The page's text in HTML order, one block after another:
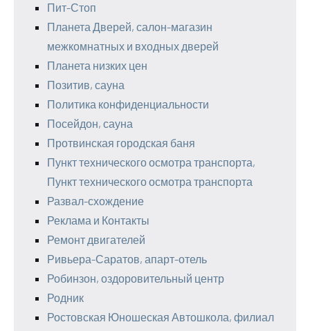
Пит-Стоп
Планета Дверей, салон-магазин
межкомнатных и входных дверей
Планета низких цен
Позитив, сауна
Политика конфиденциальности
Посейдон, сауна
Протвинская городская баня
Пункт технического осмотра транспорта,
Пункт технического осмотра транспорта
Развал-схождение
Реклама и Контакты
Ремонт двигателей
Ривьера-Саратов, апарт-отель
Робинзон, оздоровительный центр
Родник
Ростовская Юношеская Автошкола, филиал